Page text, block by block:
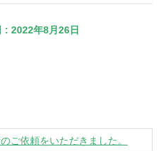
: 2022年8月26日
ご依頼をいただきました。